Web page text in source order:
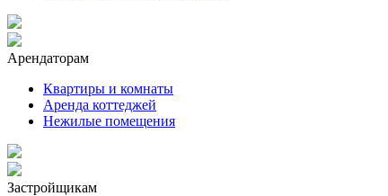
Арендаторам
Квартиры и комнаты
Аренда коттеджей
Нежилые помещения
Застройщикам